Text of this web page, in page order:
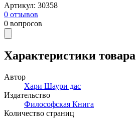
Артикул: 30358
0 отзывов
0 вопросов
Характеристики товара
Автор
Хари Шаури дас
Издательство
Философская Книга
Количество страниц